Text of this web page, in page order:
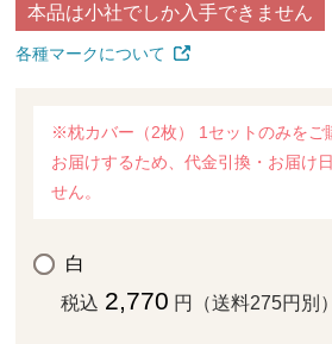
本品は小社でしか入手できません
各種マークについて
※枕カバー（2枚） 1セットのみをご
お届けするため、代金引換・お届け
せん。
白
税込 2,770 円（送料275円別）